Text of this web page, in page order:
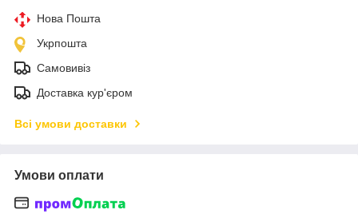
Нова Пошта
Укрпошта
Самовивіз
Доставка кур'єром
Всі умови доставки
Умови оплати